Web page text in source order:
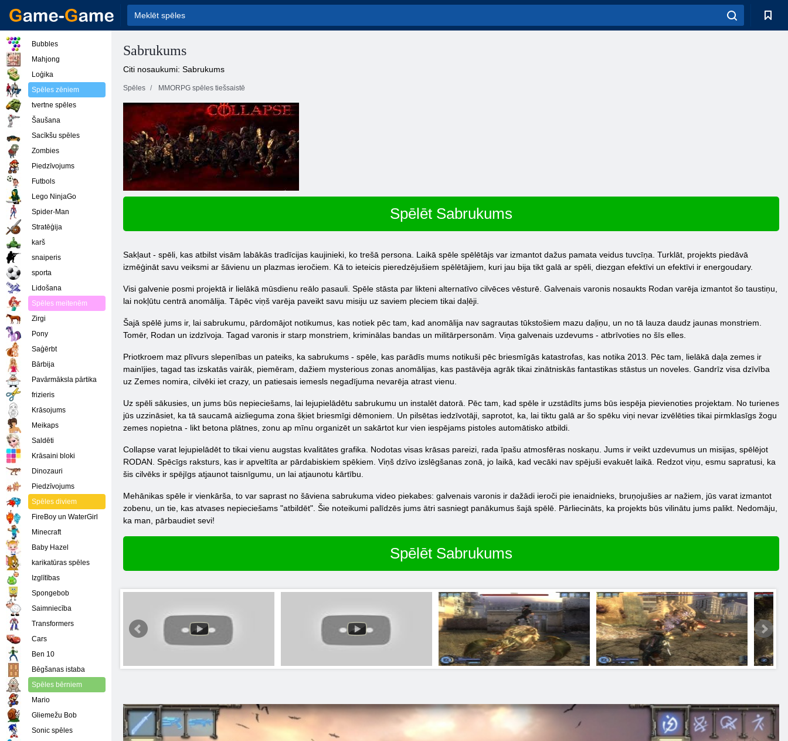
Sabrukums
Citi nosaukumi: Sabrukums
Spēles MMORPG spēles tiešsaistē
Spēlēt Sabrukums
Sakļaut - spēli, kas atbilst visām labākās tradīcijas kaujinieki, ko trešā persona. Laikā spēle spēlētājs var izmantot dažus pamata veidus tuvcīņa. Turklāt, projekts piedāvā
izmēģināt savu veiksmi ar šāvienu un plazmas ieročiem. Kā to ieteicis pieredzējušiem spēlētājiem, kuri jau bija tikt galā ar spēli, diezgan efektīvi un efektīvi ir energoudary.
Visi galvenie posmi projektā ir lielākā mūsdienu reālo pasauli. Spēle stāsta par likteni alternatīvo cilvēces vēsturē. Galvenais varonis nosaukts Rodan varēja izmantot šo taustiņu,
lai nokļūtu centrā anomālija. Tāpēc viņš varēja paveikt savu misiju uz saviem pleciem tikai daļēji.
Šajā spēlē jums ir, lai sabrukumu, pārdomājot notikumus, kas notiek pēc tam, kad anomālija nav sagrautas tūkstošiem mazu daļiņu, un no tā lauza daudz jaunas monstriem.
Tomēr, Rodan un izdzīvoja. Tagad varonis ir starp monstriem, kriminālas bandas un militārpersonām. Viņa galvenais uzdevums - atbrīvoties no šīs elles.
Priotkroem maz plīvurs slepenības un pateiks, ka sabrukums - spēle, kas parādīs mums notikuši pēc briesmīgās katastrofas, kas notika 2013. Pēc tam, lielākā daļa zemes ir
mainījies, tagad tas izskatās vairāk, piemēram, dažiem mysterious zonas anomālijas, kas pastāvēja agrāk tikai zinātniskās fantastikas stāstus un noveles. Gandrīz visa dzīvība
uz Zemes nomira, cilvēki iet crazy, un patiesais iemesls negadījuma nevarēja atrast vienu.
Uz spēli sākusies, un jums būs nepieciešams, lai lejupielādētu sabrukumu un instalēt datorā. Pēc tam, kad spēle ir uzstādīts jums būs iespēja pievienoties projektam. No turienes
jūs uzzināsiet, ka tā saucamā aizlieguma zona šķiet briesmīgi dēmoniem. Un pilsētas iedzīvotāji, saprotot, ka, lai tiktu galā ar šo spēku viņi nevar izvēlēties tikai pirmklasīgs žogu
zemes nopietna - likt betona plātnes, zonu ap mīnu organizēt un sakārtot kur vien iespējams pistoles automātisko atbildi.
Collapse varat lejupielādēt to tikai vienu augstas kvalitātes grafika. Nodotas visas krāsas pareizi, rada īpašu atmosfēras noskaņu. Jums ir veikt uzdevumus un misijas, spēlējot
RODAN. Spēcīgs raksturs, kas ir apveltīta ar pārdabiskiem spēkiem. Viņš dzīvo izslēgšanas zonā, jo laikā, kad vecāki nav spējuši evakuēt laikā. Redzot viņu, esmu sapratusi, ka
šis cilvēks ir spējīgs atjaunot taisnīgumu, un lai atjaunotu kārtību.
Mehānikas spēle ir vienkārša, to var saprast no šāviena sabrukuma video piekabes: galvenais varonis ir dažādi ieroči pie ienaidnieks, bruņojušies ar nažiem, jūs varat izmantot
zobenu, un tie, kas atvases nepieciešams "atbildēt". Šie noteikumi palīdzēs jums ātri sasniegt panākumus šajā spēlē. Pārliecināts, ka projekts būs vilinātu jums palikt. Nedomāju,
ka man, pārbaudiet sevi!
Spēlēt Sabrukums
Bubbles
Mahjong
Loģika
Spēles zēniem
tvertne spēles
Šaušana
Sacīkšu spēles
Zombies
Piedzīvojums
Futbols
Lego NinjaGo
Spider-Man
Stratēģija
karš
snaiperis
sporta
Lidošana
Spēles meitenēm
Zirgi
Pony
Saģērbt
Bārbija
Pavārmāksla pārtika
frizieris
Krāsojums
Meikaps
Saldēti
Krāsaini bloki
Dinozauri
Piedzīvojums
Spēles diviem
FireBoy un WaterGirl
Minecraft
Baby Hazel
karikatūras spēles
Izglītības
Spongebob
Saimniecība
Transformers
Cars
Ben 10
Bēgšanas istaba
Spēles bērniem
Mario
Gliemežu Bob
Sonic spēles